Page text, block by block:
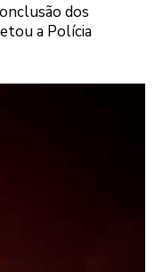
dos
a Polícia